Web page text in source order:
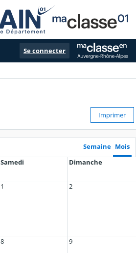
Se connecter
Imprimer
Semaine Mois
Samedi Dimanche
1 2
8 9